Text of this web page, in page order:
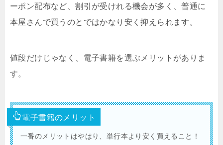
ーポン配布など、割引が受けれる機会が多く、普通に
本屋さんで買うのとではかなり安く抑えられます。
値段だけじゃなく、電子書籍を選ぶメリットがありま
す。
電子書籍のメリット
一番のメリットはやはり、単行本より安く買えること！